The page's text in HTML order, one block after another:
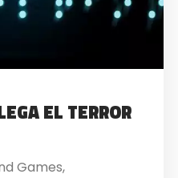
EL TERROR
Games,